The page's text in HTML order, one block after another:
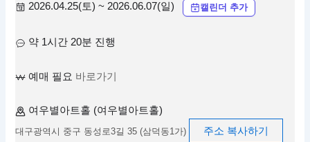
2026.04.25(토) ~ 2026.06.07(일) 캘린더 추가
약 1시간 20분 진행
예매 필요 바로가기
여우별아트홀 (여우별아트홀)
대구광역시 중구 동성로3길 35 (삼덕동1가) 주소 복사하기